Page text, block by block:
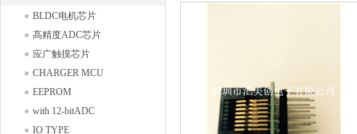
BLDC电机芯片
高精度ADC芯片
应广触摸芯片
CHARGER MCU
EEPROM
with 12-bitADC
IO TYPE